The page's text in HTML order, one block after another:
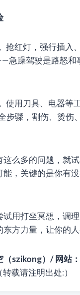
抢红灯，强行插入
急躁驾驶是路怒和
使用刀具、电器等
步骤，割伤、烫伤
这么多的问题，就
能，关键的是你有
试用打坐冥想，调
方力量，让你的人
szikong）/ 网站：
转载请注明出处:）